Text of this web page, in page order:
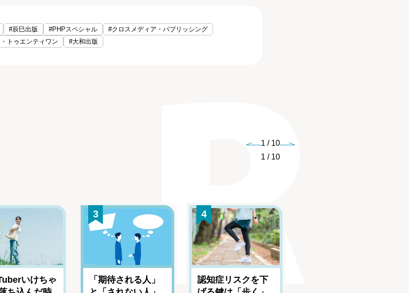
#辰巳出版 #PHPスペシャル
#クロスメディア・パブリッシング
トゥエンティワン #大和出版
1 / 10
1 / 10
いけちゃ
3
「期待される人」
4
認知症リスクを下